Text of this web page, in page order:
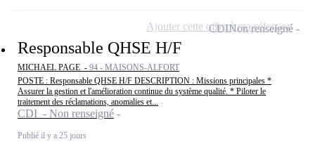
Responsable QHSE H/F
MICHAEL PAGE - 94 - MAISONS-ALFORT
POSTE : Responsable QHSE H/F DESCRIPTION : Missions principales *
Assurer la gestion et l'amélioration continue du système qualité. * Piloter le
traitement des réclamations, anomalies et...
CDI - Non renseigné
Publié il y a 25 jours
CDINon renseigné
Ajouter cette offre à ma sélection